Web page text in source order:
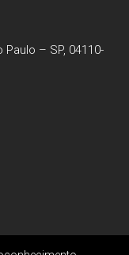
Paulo – SP, 04110-